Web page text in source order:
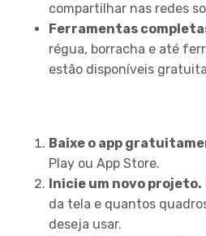
compartilhar nas redes
Ferramentas
régua, borracha e até
estão disponíveis
Baixe o app
Play ou App Store.
Inicie um novo projeto.
da tela e quantos
deseja usar.